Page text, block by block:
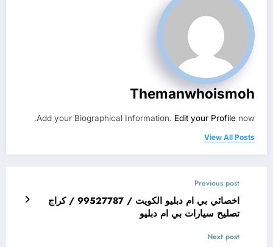
Themanwhoismoh
Add your Biographical Information. Edit your Profile now.
View All Posts
Previous post
اخصائي بي ام دبليو الكويت / 99527787 / كراج
تصليح سيارات بي ام دبليو
Next post